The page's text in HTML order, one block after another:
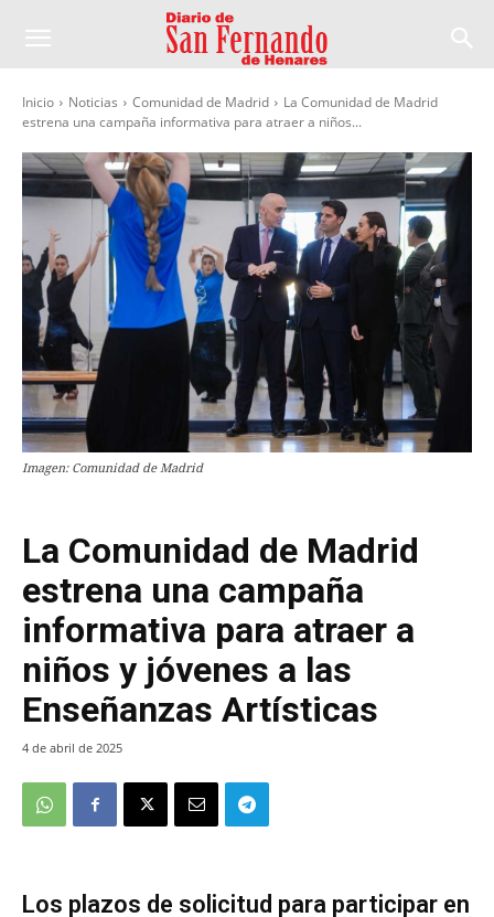
Inicio Noticias Comunidad de Madrid
La Comunidad de Madrid
estrena una campaña informativa para atraer a niños...
Imagen: Comunidad de Madrid
La Comunidad de Madrid
estrena una campaña
informativa para atraer a
niños y jóvenes a las
Enseñanzas Artísticas
4 de abril de 2025
Los plazos de solicitud para participar en